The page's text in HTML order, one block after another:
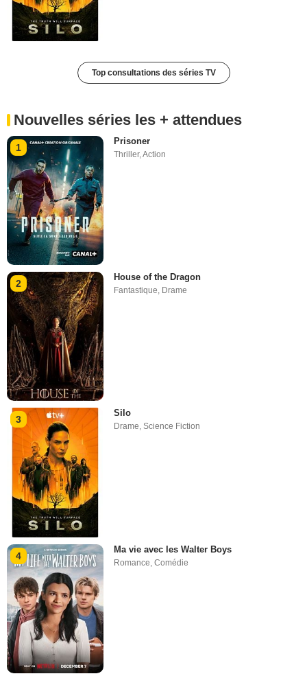
Top consultations des séries TV
Nouvelles séries les + attendues
1
Prisoner
Thriller,Action
2
House of the Dragon
Fantastique, Drame
3
Silo
Drame,Science Fiction
4
Ma vie avec les Walter Boys
Romance ,Comédie